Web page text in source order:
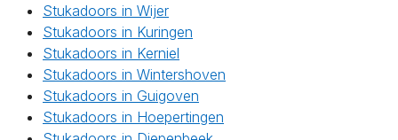
Stukadoors in Wijer
Stukadoors in Kuringen
Stukadoors in Kerniel
Stukadoors in Wintershoven
Stukadoors in Guigoven
Stukadoors in Hoepertingen